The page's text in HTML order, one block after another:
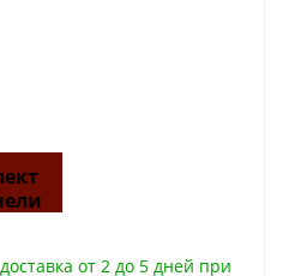
от 2 до 5 дней при